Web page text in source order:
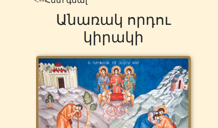
Անառակ որդու
կիրակի